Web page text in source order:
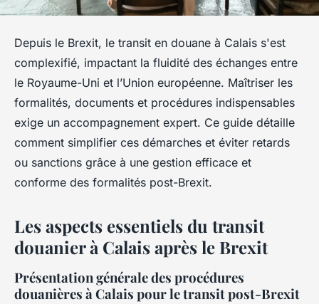
Depuis le Brexit, le transit en douane à Calais s'est
complexifié, impactant la fluidité des échanges entre
le Royaume-Uni et l’Union européenne. Maîtriser les
formalités, documents et procédures indispensables
exige un accompagnement expert. Ce guide détaille
comment simplifier ces démarches et éviter retards
ou sanctions grâce à une gestion efficace et
conforme des formalités post-Brexit.
Les aspects essentiels du transit
douanier à Calais après le Brexit
Présentation générale des procédures
douanières à Calais pour le transit post-Brexit